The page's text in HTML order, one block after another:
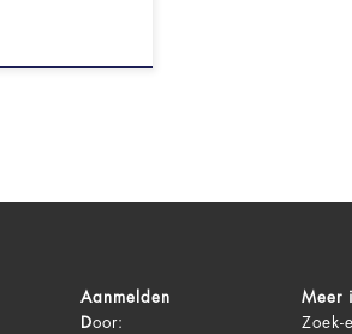
Aanmelden
Door:
Meer
Zoek-